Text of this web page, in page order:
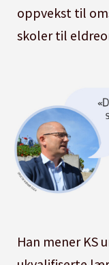
oppvekst til
skoler til
Han mener KS